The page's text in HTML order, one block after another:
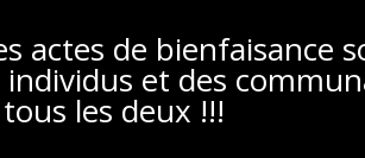
actes de bienfaisance
et des
les deux !!!